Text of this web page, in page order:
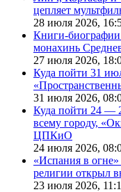
цепляет
28 июля 2026,
Книги-
монахинь
27 июля 2026,
Куда пойти 31
31 июля 2026,
Куда пойти 24 —
всему городу,
ЦПКиО
24 июля 2026,
«Испания в
религии открыл
23 июля 2026,